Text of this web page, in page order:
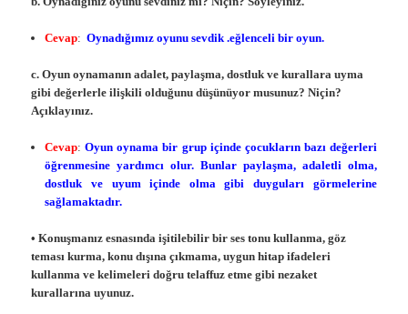
Cevap: Oynadığımız oyunu sevdik .eğlenceli bir oyun.
c. Oyun oynamanın adalet, paylaşma, dostluk ve kurallara uyma
gibi değerlerle ilişkili olduğunu düşünüyor musunuz? Niçin?
Açıklayınız.
Cevap: Oyun oynama bir grup içinde çocukların bazı değerleri
öğrenmesine yardımcı olur. Bunlar paylaşma, adaletli olma,
dostluk ve uyum içinde olma gibi duyguları görmelerine
sağlamaktadır.
• Konuşmanız esnasında işitilebilir bir ses tonu kullanma, göz
teması kurma, konu dışına çıkmama, uygun hitap ifadeleri
kullanma ve kelimeleri doğru telaffuz etme gibi nezaket
kurallarına uyunuz.